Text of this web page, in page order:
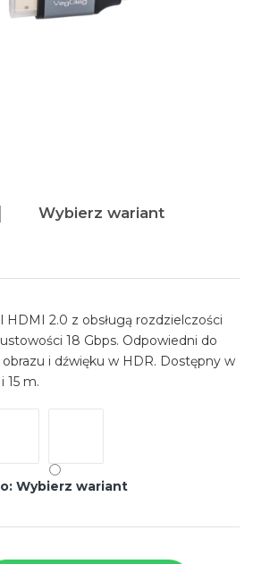
Wybierz wariant
Wybierz wariant
HDMI 2.0 z obsługą rozdzielczości
18 Gbps. Odpowiedni do
obrazu i dźwięku w HDR. Dostępny w
15 m.